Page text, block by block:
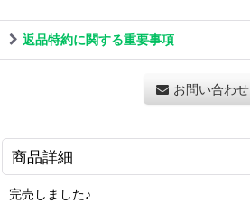
返品特約に関する重要事項
お問い合わせ
商品詳細
完売しました♪